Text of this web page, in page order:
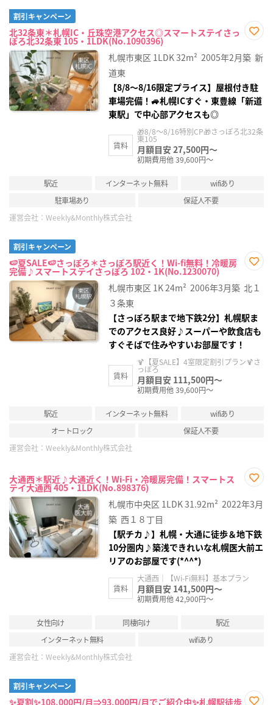
割引キャンペーン
北32条東＊札幌IC・丘珠空港アクセス◎スマートステイさっ
ぽろ北32条東 105・1LDK(No.1090396)
に入
り登
札幌市東区 1LDK32m² 2005年2月築 新
道東
【8/8〜8/16限定プライス】屋根付き駐
車場完備！🚙札幌ICすぐ・東豊線「新道
東駅」で中心部アクセスも◎
賃料
🎁8/8～8/16特別CP🎁さっぽろ北32条
東105
月額目安 27,500円～
初期費用他 39,600円～
駅近 インターネット無料
wifiあり
駐車場あり
保証人不要
運営会社： Weekly&Monthly株式会社
割引キャンペーン
🍉夏SALE🍉さっぽろ＊さっぽろ駅近く！Wi-fi無料！冷暖房
完備♪スマートステイさっぽろ 102・1K(No.1230070)
に入
り登
札幌市東区 1K24m² 2006年3月築 北１
３条東
【さっぽろ駅まで地下鉄2分】札幌駅ま
でのアクセス良好♪スーパーや飲食店も
すぐそばで住みやすいお部屋です！
賃料
🍹【夏SALE】4室限定割引プラン🍹さ
っぽろ
月額目安 111,500円～
初期費用他 39,600円～
駅近 インターネット無料
wifiあり
オートロック
保証人不要
運営会社： Weekly&Monthly株式会社
大通西＊駅近♪大通近く！Wi-Fi・冷暖房完備！スマートス
テイ大通西 405・1LDK(No.898376)
に入
り登
札幌市中央区 1LDK31.92m² 2022年3月
築 西１８丁目
【駅チカ♪】札幌・大通に徒歩＆地下鉄
10分圏内♪築浅できれいな札幌医大前エ
リアのお部屋です(*^^*)
賃料
大通西｜【Wi-Fi無料】基本プラン
月額目安 141,500円～
初期費用他 42,900円～
女性向け 同棲向け
駅近
インターネット無料
wifiあり
運営会社： Weekly&Monthly株式会社
割引キャンペーン
✨夏割✨108,000円/月⇒93,000円/月でご紹介中✨札幌駅徒歩